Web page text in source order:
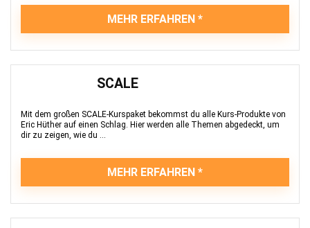
MEHR ERFAHREN
SCALE
Mit dem großen SCALE-Kurspaket bekommst du alle Kurs-Produkte von
Eric Hüther auf einen Schlag. Hier werden alle Themen abgedeckt, um
dir zu zeigen, wie du ...
MEHR ERFAHREN